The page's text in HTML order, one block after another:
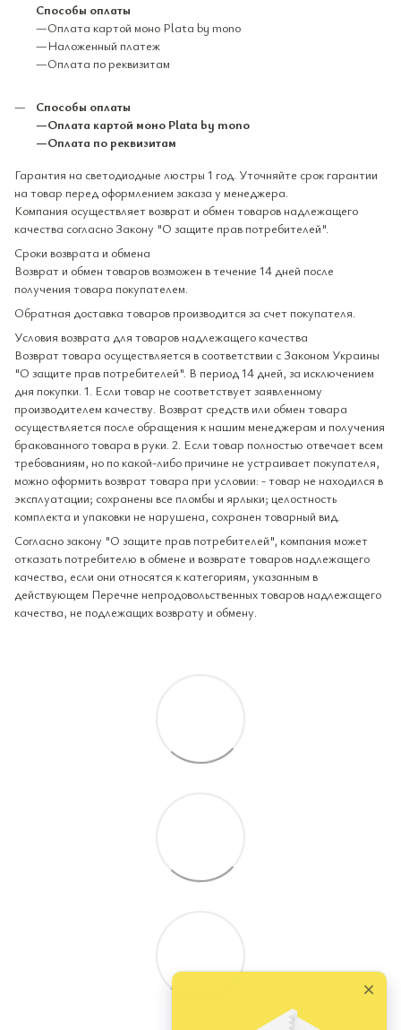
Способы оплаты
—Оплата картой моно Plata by mono
—Наложенный платеж
—Оплата по реквизитам
Способы оплаты
—Оплата картой моно Plata by mono
—Оплата по реквизитам
Гарантия на светодиодные люстры 1 год. Уточняйте срок гарантии
на товар перед оформлением заказа у менеджера.
Компания осуществляет возврат и обмен товаров надлежащего
качества согласно Закону "О защите прав потребителей".
Сроки возврата и обмена
Возврат и обмен товаров возможен в течение 14 дней после
получения товара покупателем.
Обратная доставка товаров производится за счет покупателя.
Условия возврата для товаров надлежащего качества
Возврат товара осуществляется в соответствии с Законом Украины
"О защите прав потребителей". В период 14 дней, за исключением
дня покупки. 1. Если товар не соответствует заявленному
производителем качеству. Возврат средств или обмен товара
осуществляется после обращения к нашим менеджерам и получения
бракованного товара в руки. 2. Если товар полностью отвечает всем
требованиям, но по какой-либо причине не устраивает покупателя,
можно оформить возврат товара при условии: - товар не находился в
эксплуатации; сохранены все пломбы и ярлыки; целостность
комплекта и упаковки не нарушена, сохранен товарный вид.
Согласно закону "О защите прав потребителей", компания может
отказать потребителю в обмене и возврате товаров надлежащего
качества, если они относятся к категориям, указанным в
действующем Перечне непродовольственных товаров надлежащего
качества, не подлежащих возврату и обмену.